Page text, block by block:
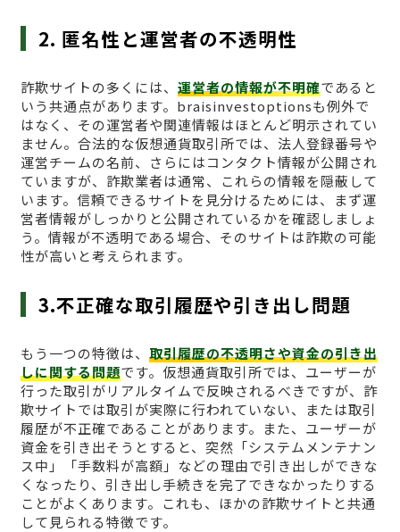
2. 匿名性と運営者の不透明性
詐欺サイトの多くには、 運営者の情報が不明確であると
いう共通点があります。braisinvestoptionsも例外で
はなく、その運営者や関連情報はほとんど明示されてい
ません。合法的な仮想通貨取引所では、法人登録番号や
運営チームの名前、さらにはコンタクト情報が公開され
ていますが、詐欺業者は通常、これらの情報を隠蔽して
います。信頼できるサイトを見分けるためには、まず運
営者情報がしっかりと公開されているかを確認しましょ
う。情報が不透明である場合、そのサイトは詐欺の可能
性が高いと考えられます。
3.不正確な取引履歴や引き出し問題
もう一つの特徴は、 取引履歴の不透明さや資金の引き出
しに関する問題です。仮想通貨取引所では、ユーザーが
行った取引がリアルタイムで反映されるべきですが、詐
欺サイトでは取引が実際に行われていない、または取引
履歴が不正確であることがあります。また、ユーザーが
資金を引き出そうとすると、突然「システムメンテナン
ス中」「手数料が高額」などの理由で引き出しができな
くなったり、引き出し手続きを完了できなかったりする
ことがよくあります。これも、ほかの詐欺サイトと共通
して見られる特徴です。